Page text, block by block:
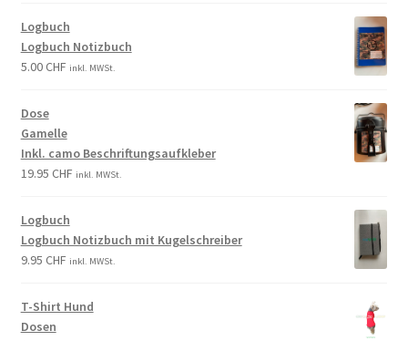
Logbuch
Logbuch Notizbuch
5.00CHF inkl. MWSt.
Dose
Gamelle
Inkl. camo Beschriftungsaufkleber
19.95 CHF inkl. MWSt.
Logbuch
Logbuch Notizbuch mit Kugelschreiber
9.95 CHF inkl. MWSt.
T-Shirt Hund
Dosen